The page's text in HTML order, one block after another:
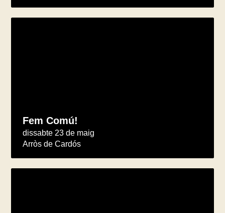
Fem Comú!
dissabte 23 de maig
Arròs de Cardós